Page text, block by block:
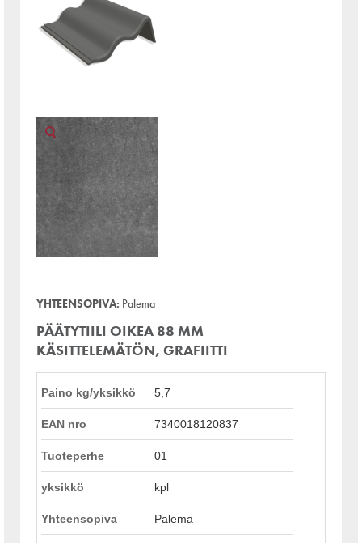
YHTEENSOPIVA: Palema
PÄÄTYTIILI OIKEA 88 MM
KÄSITTELEMÄTÖN, GRAFIITTI
Paino kg/yksikkö 5,7
EAN nro 7340018120837
Tuoteperhe 01
yksikkö kpl
Yhteensopiva Palema